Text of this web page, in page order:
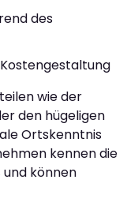
des
wie der
den hügeligen
Ortskenntnis
kennen die
können